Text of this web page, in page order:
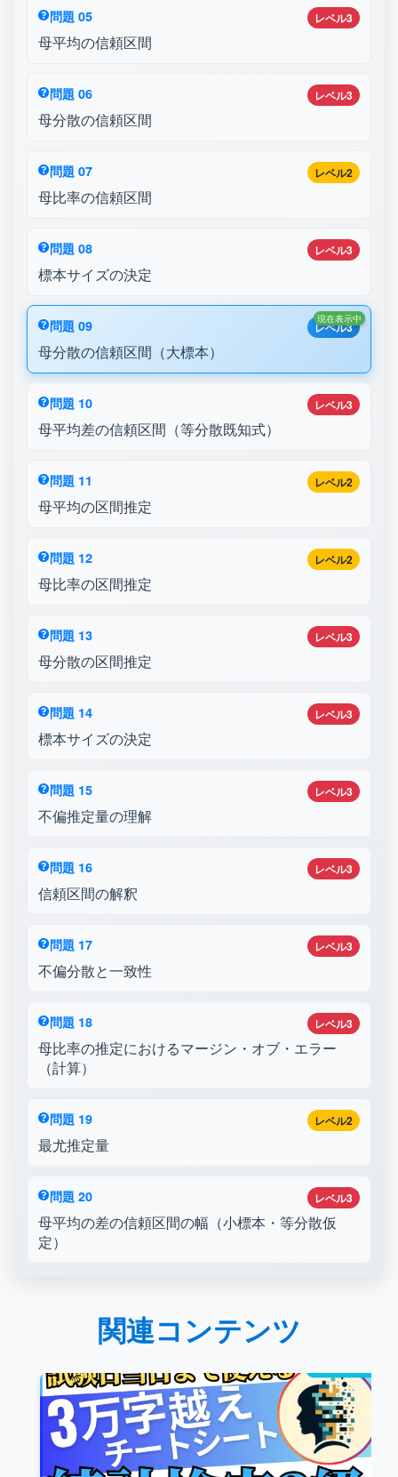
レベル3
問題 05
母平均の信頼区間
レベル3
問題 06
母分散の信頼区間
レベル2
問題 07
母比率の信頼区間
レベル3
問題 08
標本サイズの決定
レベル3
問題 09
母分散の信頼区間（大標本）
現在表示中
レベル3
問題 10
母平均差の信頼区間（等分散既知式）
レベル2
問題 11
母平均の区間推定
レベル2
問題 12
母比率の区間推定
レベル3
問題 13
母分散の区間推定
レベル3
問題 14
標本サイズの決定
レベル3
問題 15
不偏推定量の理解
レベル3
問題 16
信頼区間の解釈
レベル3
問題 17
不偏分散と一致性
レベル3
問題 18
母比率の推定におけるマージン・オブ・エラー
（計算）
レベル2
問題 19
最尤推定量
レベル3
問題 20
母平均の差の信頼区間の幅（小標本・等分散仮
定）
関連コンテンツ